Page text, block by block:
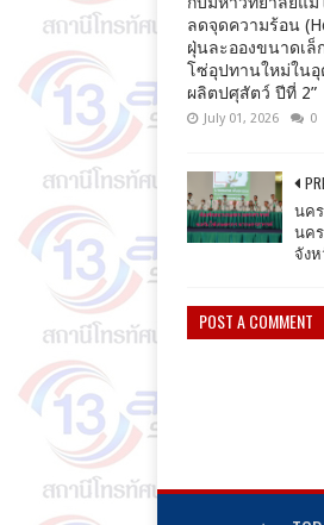
ลดจุดความร้อน
ฝุ่นละอองขนาดเล็
โซ่อุปทานใหม่ในอุ
ผลิตปศุสัตว์ ปีที่ 2”
July 01, 2026 0
นค
นค
จัง
POST A COMMENT